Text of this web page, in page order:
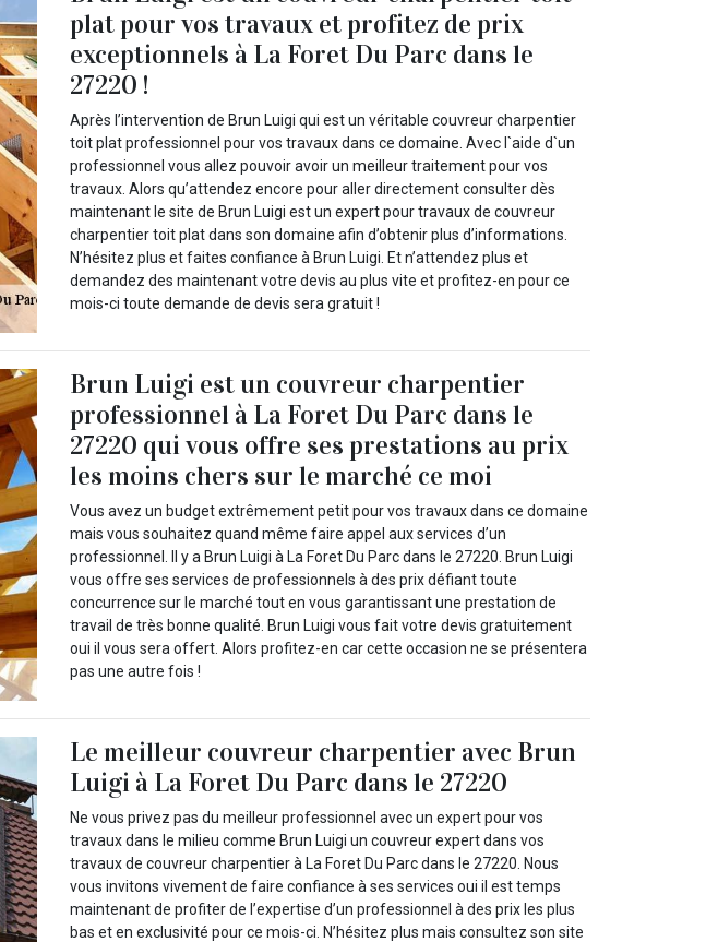
plat pour vos travaux et profitez de prix
exceptionnels à La Foret Du Parc dans le
27220 !
Après l’intervention de Brun Luigi qui est un véritable couvreur charpentier
toit plat professionnel pour vos travaux dans ce domaine. Avec l`aide d`un
professionnel vous allez pouvoir avoir un meilleur traitement pour vos
travaux. Alors qu’attendez encore pour aller directement consulter dès
maintenant le site de Brun Luigi est un expert pour travaux de couvreur
charpentier toit plat dans son domaine afin d’obtenir plus d’informations.
N’hésitez plus et faites confiance à Brun Luigi. Et n’attendez plus et
demandez des maintenant votre devis au plus vite et profitez-en pour ce
mois-ci toute demande de devis sera gratuit !
Brun Luigi est un couvreur charpentier
professionnel à La Foret Du Parc dans le
27220 qui vous offre ses prestations au prix
les moins chers sur le marché ce moi
Vous avez un budget extrêmement petit pour vos travaux dans ce domaine
mais vous souhaitez quand même faire appel aux services d’un
professionnel. Il y a Brun Luigi à La Foret Du Parc dans le 27220. Brun Luigi
vous offre ses services de professionnels à des prix défiant toute
concurrence sur le marché tout en vous garantissant une prestation de
travail de très bonne qualité. Brun Luigi vous fait votre devis gratuitement
oui il vous sera offert. Alors profitez-en car cette occasion ne se présentera
pas une autre fois !
Le meilleur couvreur charpentier avec Brun
Luigi à La Foret Du Parc dans le 27220
Ne vous privez pas du meilleur professionnel avec un expert pour vos
travaux dans le milieu comme Brun Luigi un couvreur expert dans vos
travaux de couvreur charpentier à La Foret Du Parc dans le 27220. Nous
vous invitons vivement de faire confiance à ses services oui il est temps
maintenant de profiter de l’expertise d’un professionnel à des prix les plus
bas et en exclusivité pour ce mois-ci. N’hésitez plus mais consultez son site